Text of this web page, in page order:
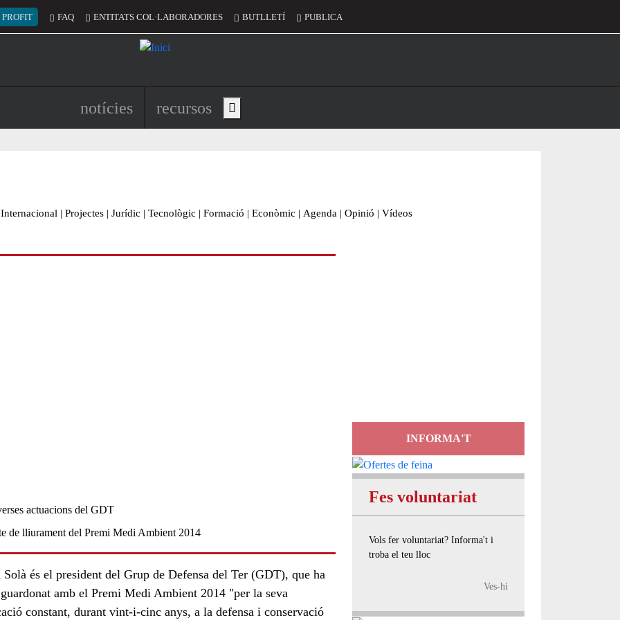
del compte d'usuari
PROFIT FAQ ENTITATS COL·LABORADORES BUTLLETÍ PUBLICA
Navegació principal de l'encapçalament
notícies recursos Show main menu
Internacional | Projectes | Jurídic | Tecnològic | Formació | Econòmic | Agenda | Opinió | Vídeos
Solà és el president del Grup de Defensa del Ter (GDT), que ha
amb el Premi Medi Ambient 2014 "per la seva
constant, durant vint-i-cinc anys, a la defensa i conservació
INFORMA'T
Fes voluntariat
Vols fer voluntariat? Informa't i
troba el teu lloc
Ves-hi